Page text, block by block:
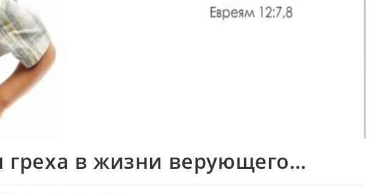
греха в жизни верующего…